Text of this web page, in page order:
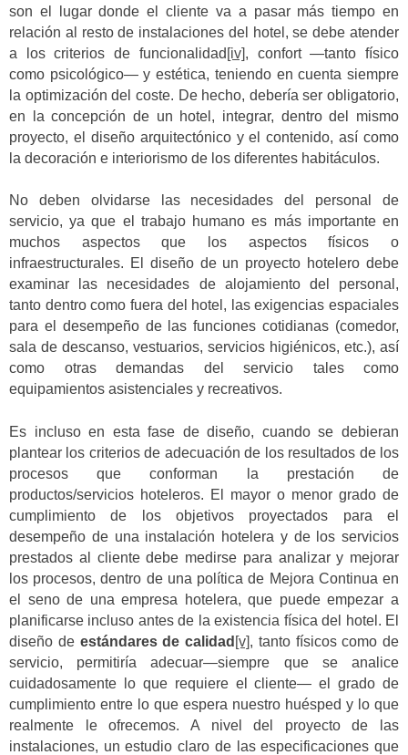
son el lugar donde el cliente va a pasar más tiempo en
relación al resto de instalaciones del hotel, se debe atender
a los criterios de funcionalidad [iv], confort —tanto físico
como psicológico— y estética, teniendo en cuenta siempre
la optimización del coste. De hecho, debería ser obligatorio,
en la concepción de un hotel, integrar, dentro del mismo
proyecto, el diseño arquitectónico y el contenido, así como
la decoración e interiorismo de los diferentes habitáculos.
No deben olvidarse las necesidades del personal de
servicio, ya que el trabajo humano es más importante en
muchos aspectos que los aspectos físicos o
infraestructurales. El diseño de un proyecto hotelero debe
examinar las necesidades de alojamiento del personal,
tanto dentro como fuera del hotel, las exigencias espaciales
para el desempeño de las funciones cotidianas (comedor,
sala de descanso, vestuarios, servicios higiénicos, etc.), así
como otras demandas del servicio tales como
equipamientos asistenciales y recreativos.
Es incluso en esta fase de diseño, cuando se debieran
plantear los criterios de adecuación de los resultados de los
procesos que conforman la prestación de
productos/servicios hoteleros. El mayor o menor grado de
cumplimiento de los objetivos proyectados para el
desempeño de una instalación hotelera y de los servicios
prestados al cliente debe medirse para analizar y mejorar
los procesos, dentro de una política de Mejora Continua en
el seno de una empresa hotelera, que puede empezar a
planificarse incluso antes de la existencia física del hotel. El
diseño de estándares de calidad [v], tanto físicos como de
servicio, permitiría adecuar—siempre que se analice
cuidadosamente lo que requiere el cliente— el grado de
cumplimiento entre lo que espera nuestro huésped y lo que
realmente le ofrecemos. A nivel del proyecto de las
instalaciones, un estudio claro de las especificaciones que